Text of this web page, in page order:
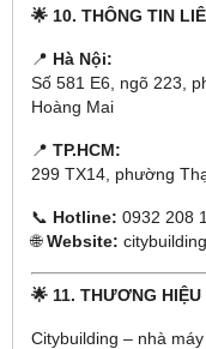
🌟 10. THÔNG TIN
📍 Hà Nội:
Số 581 E6, ngõ 223,
Hoàng Mai
📍 TP.HCM:
299 TX14, phường
📞 Hotline: 0932 208
🌐Website:
🌟 11. THƯƠNG
Citybuilding – nhà